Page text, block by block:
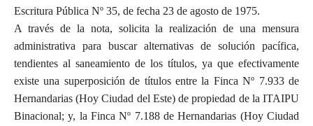
Escritura Pública Nº 35, de fecha 23 de agosto de 1975.
A través de la nota, solicita la realización de una mensura
administrativa para buscar alternativas de solución pacífica,
tendientes al saneamiento de los títulos, ya que efectivamente
existe una superposición de títulos entre la Finca Nº 7.933 de
Hernandarias (Hoy Ciudad del Este) de propiedad de la ITAIPU
Binacional; y, la Finca Nº 7.188 de Hernandarias (Hoy Ciudad